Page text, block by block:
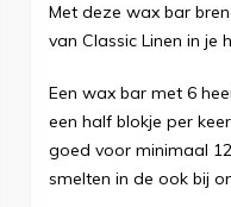
Met deze wax bar
van Classic Linen in je
Een wax bar met 6
een half blokje per
goed voor minimaal
smelten in de ook bij